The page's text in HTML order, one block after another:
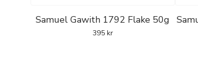
Samuel Gawith 1792 Flake 50g
395 kr